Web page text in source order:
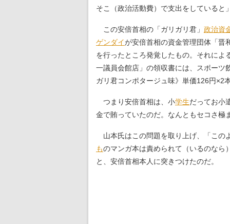
そこ（政治活動費）で支出をしていると
この安倍首相の「ガリガリ君」 政治資
ゲンダイが安倍首相の資金管理団体「晋
を行ったところ発覚したもの。それに
一議員会館店」の領収書には、スポーツ
ガリ君コンポタージュ味》単価126円×2
つまり安倍首相は、小学生だってお小
金で賄っていたのだ。なんともセコさ極
山本氏はこの問題を取り上げ、「この
ものマンガ本は責められて（いるのなら
と、安倍首相本人に突きつけたのだ。